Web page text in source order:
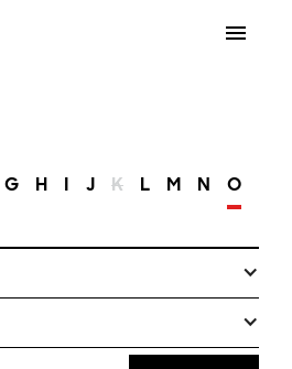
G H I J K L M N O